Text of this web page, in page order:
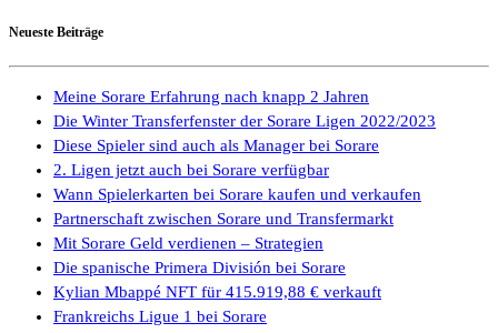
Neueste Beiträge
Meine Sorare Erfahrung nach knapp 2 Jahren
Die Winter Transferfenster der Sorare Ligen 2022/2023
Diese Spieler sind auch als Manager bei Sorare
2. Ligen jetzt auch bei Sorare verfügbar
Wann Spielerkarten bei Sorare kaufen und verkaufen
Partnerschaft zwischen Sorare und Transfermarkt
Mit Sorare Geld verdienen – Strategien
Die spanische Primera División bei Sorare
Kylian Mbappé NFT für 415.919,88 € verkauft
Frankreichs Ligue 1 bei Sorare